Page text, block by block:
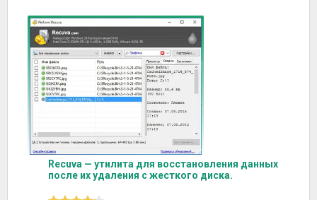
Recuva — утилита для восстановления данных
после их удаления с жесткого диска.